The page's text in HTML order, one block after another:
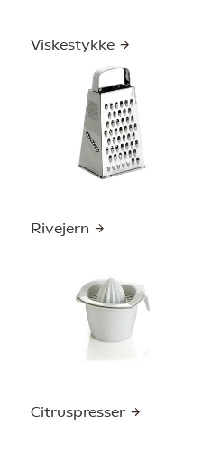
Viskestykke
Rivejern
Citruspresser